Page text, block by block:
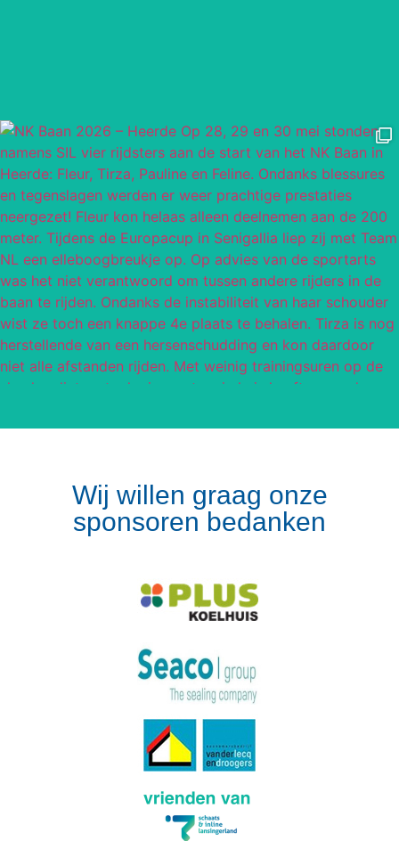
Wij willen graag onze
sponsoren bedanken